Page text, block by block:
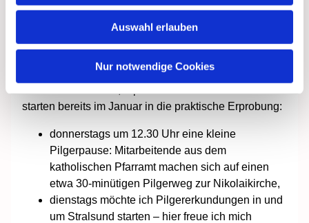
Auswahl erlauben
Nur notwendige Cookies
Pilgererfahrungen machen, sollen diese Impulse
mitnehmen und in ihren Heimatgemeinden
weiterführen können.
Gleichzeitig möchte ich vor Ort gemeinsam mit
starten bereits im Januar in die praktische Erprobung:
donnerstags um 12.30 Uhr eine kleine
Pilgerpause: Mitarbeitende aus dem
katholischen Pfarramt machen sich auf einen
etwa 30-minütigen Pilgerweg zur Nikolaikirche,
dienstags möchte ich Pilgererkundungen in und
um Stralsund starten – hier freue ich mich